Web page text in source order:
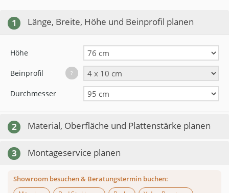
1 Länge, Breite, Höhe und Beinprofil planen
Höhe
Beinprofil ?
Durchmesser
2 Material, Oberfläche und Plattenstärke planen
3 Montageservice planen
Showroom besuchen & Beratungstermin buchen: